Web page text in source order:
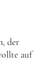
der
auf